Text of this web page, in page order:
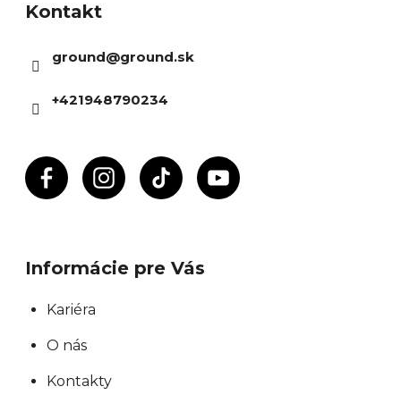
Kontakt
ground@ground.sk
+421948790234
Informácie pre Vás
Kariéra
O nás
Kontakty